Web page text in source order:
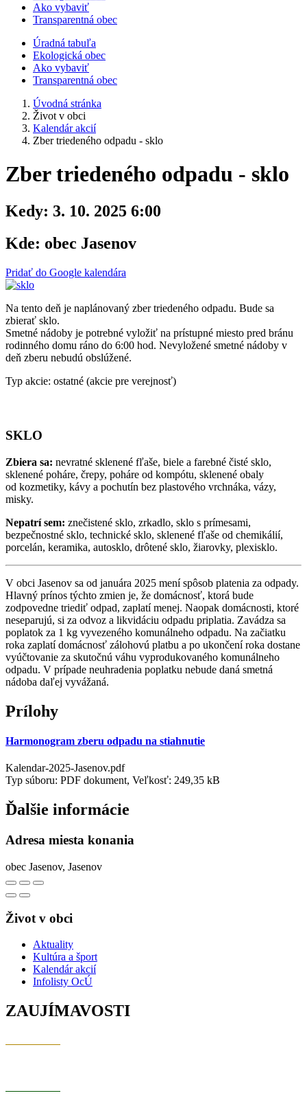
Ako vybaviť
Transparentná obec
Úradná tabuľa
Ekologická obec
Ako vybaviť
Transparentná obec
Úvodná stránka
Život v obci
Kalendár akcií
Zber triedeného odpadu - sklo
Zber triedeného odpadu - sklo
Kedy: 3. 10. 2025 6:00
Kde: obec Jasenov
Pridať do Google kalendára
Na tento deň je naplánovaný zber triedeného odpadu. Bude sa
zbierať sklo.
Smetné nádoby je potrebné vyložiť na prístupné miesto pred bránu
rodinného domu ráno do 6:00 hod. Nevyložené smetné nádoby v
deň zberu nebudú obslúžené.
Typ akcie: ostatné (akcie pre verejnosť)
SKLO
Zbiera sa: nevratné sklenené fľaše, biele a farebné čisté sklo,
sklenené poháre, črepy, poháre od kompótu, sklenené obaly
od kozmetiky, kávy a pochutín bez plastového vrchnáka, vázy,
misky.
Nepatrí sem: znečistené sklo, zrkadlo, sklo s prímesami,
bezpečnostné sklo, technické sklo, sklenené fľaše od chemikálií,
porcelán, keramika, autosklo, drôtené sklo, žiarovky, plexisklo.
V obci Jasenov sa od januára 2025 mení spôsob platenia za odpady.
Hlavný prínos týchto zmien je, že domácnosť, ktorá bude
zodpovedne triediť odpad, zaplatí menej. Naopak domácnosti, ktoré
neseparujú, si za odvoz a likvidáciu odpadu priplatia. Zavádza sa
poplatok za 1 kg vyvezeného komunálneho odpadu. Na začiatku
roka zaplatí domácnosť zálohovú platbu a po ukončení roka dostane
vyúčtovanie za skutočnú váhu vyprodukovaného komunálneho
odpadu. V prípade neuhradenia poplatku nebude daná smetná
nádoba daľej vyvážaná.
Prílohy
Harmonogram zberu odpadu na stiahnutie
Kalendar-2025-Jasenov.pdf
Typ súboru: PDF dokument, Veľkosť: 249,35 kB
Ďalšie informácie
Adresa miesta konania
obec Jasenov, Jasenov
Život v obci
Aktuality
Kultúra a šport
Kalendár akcií
Infolisty OcÚ
ZAUJÍMAVOSTI